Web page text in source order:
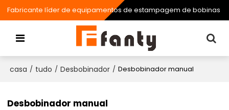
Fabricante líder de equipamentos de estampagem de bobinas
casa / tudo / Desbobinador / Desbobinador manual
Desbobinador manual